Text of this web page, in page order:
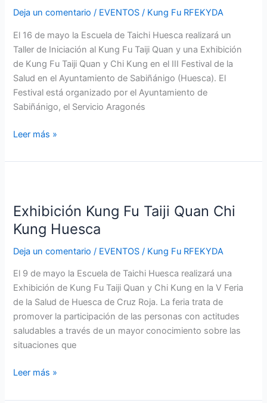
Deja un comentario / EVENTOS / Kung Fu RFEKYDA
El 16 de mayo la Escuela de Taichi Huesca realizará un
Taller de Iniciación al Kung Fu Taiji Quan y una Exhibición
de Kung Fu Taiji Quan y Chi Kung en el III Festival de la
Salud en el Ayuntamiento de Sabiñánigo (Huesca). El
Festival está organizado por el Ayuntamiento de
Sabiñánigo, el Servicio Aragonés
Quan
Leer más »
Exhibición Kung Fu Taiji Quan Chi
Kung Huesca
Deja un comentario / EVENTOS / Kung Fu RFEKYDA
El 9 de mayo la Escuela de Taichi Huesca realizará una
Exhibición de Kung Fu Taiji Quan y Chi Kung en la V Feria
de la Salud de Huesca de Cruz Roja. La feria trata de
promover la participación de las personas con actitudes
saludables a través de un mayor conocimiento sobre las
situaciones que
Fu
Taiji
Chi
Kung
Huesca
Leer más »